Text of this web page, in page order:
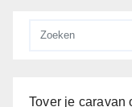
Tover je caravan